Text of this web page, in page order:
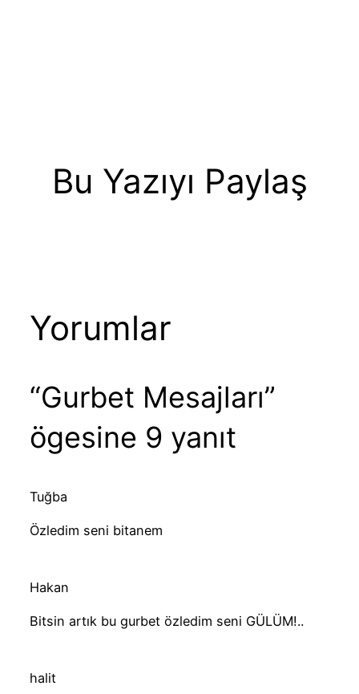
Bu Yazıyı Paylaş
Yorumlar
“Gurbet Mesajları”
ögesine 9 yanıt
Tuğba
Özledim seni bitanem
Hakan
Bitsin artık bu gurbet özledim seni GÜLÜM!..
halit